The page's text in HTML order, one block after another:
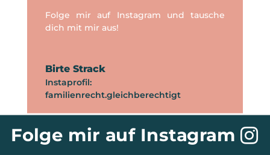
Folge mir auf Instagram und tausche
dich mit mir aus!
Birte Strack
Instaprofil:
familienrecht.gleichberechtigt
Folge mir auf Instagram